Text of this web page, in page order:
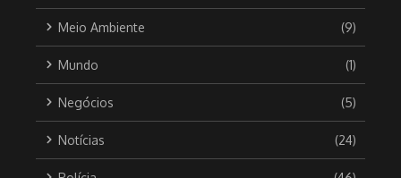
Meio Ambiente (9)
Mundo (1)
Negócios (5)
Notícias (24)